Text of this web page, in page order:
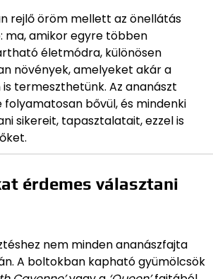
rejlő öröm mellett az önellátás
ma, amikor egyre többen
életmódra, különösen
növények, amelyeket akár a
termeszthetünk. Az ananászt
folyamatosan bővül, és mindenki
sikereit, tapasztalatait, ezzel is
érdemes választani
nem minden ananászfajta
A boltokban kapható gyümölcsök